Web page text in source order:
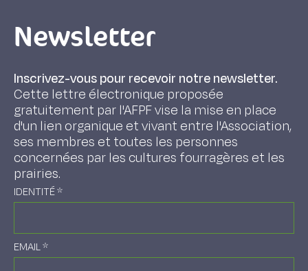
Newsletter
Inscrivez-vous pour recevoir notre newsletter.
Cette lettre électronique proposée
gratuitement par l'AFPF vise la mise en place
d'un lien organique et vivant entre l'Association,
ses membres et toutes les personnes
concernées par les cultures fourragères et les
prairies.
IDENTITÉ*
EMAIL*